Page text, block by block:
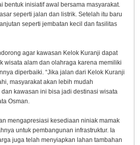
bentuk inisiatif awal bersama masyarakat.
seperti jalan dan listrik. Setelah itu baru
seperti jembatan kecil dan fasilitas
agar kawasan Kelok Kuranji dapat
wisata alam dan olahraga karena memiliki
diperbaiki. “Jika jalan dari Kelok Kuranji
masyarakat akan lebih mudah
kawasan ini bisa jadi destinasi wisata
Osman.
mengapresiasi kesediaan niniak mamak
untuk pembangunan infrastruktur. Ia
juga telah menyiapkan lahan tambahan